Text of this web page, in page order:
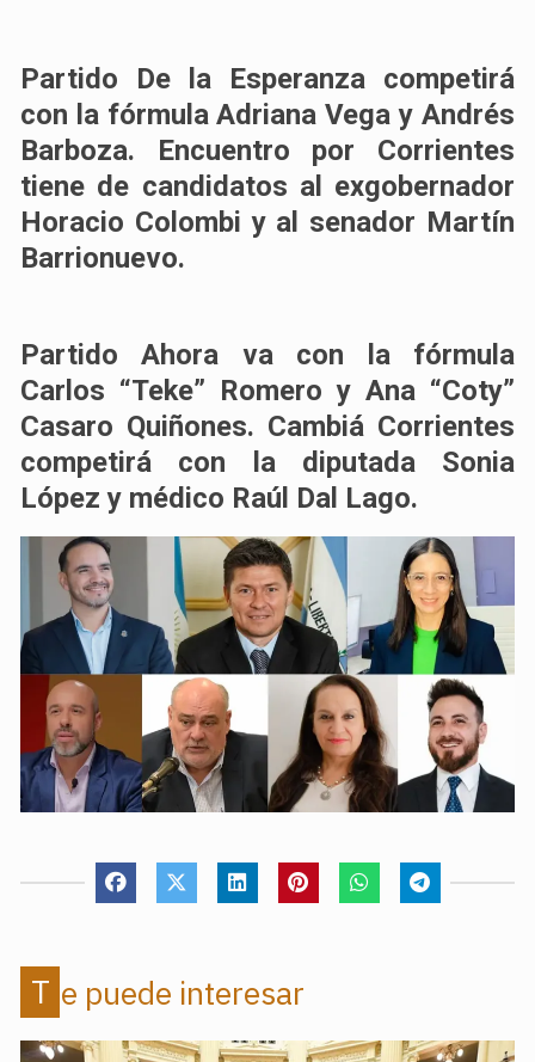
Partido De la Esperanza competirá
con la fórmula Adriana Vega y Andrés
Barboza. Encuentro por Corrientes
tiene de candidatos al exgobernador
Horacio Colombi y al senador Martín
Barrionuevo.
Partido Ahora va con la fórmula
Carlos “Teke” Romero y Ana “Coty”
Casaro Quiñones. Cambiá Corrientes
competirá con la diputada Sonia
López y médico Raúl Dal Lago.
Te puede interesar